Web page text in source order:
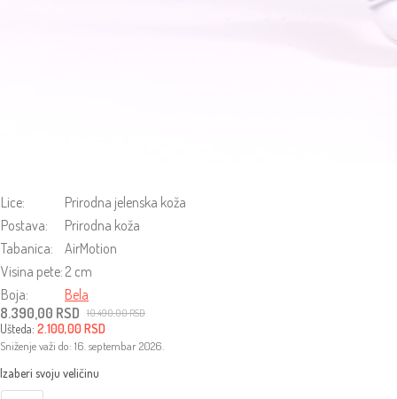
Lice:
Prirodna jelenska koža
Postava:
Prirodna koža
Tabanica:
AirMotion
Visina pete: 2 cm
Boja:
Bela
10.490,00RSD
Originalna
cena
je
bila:
10.490,00 RSD.
8.390,00 RSD
Trenutna
cena
je:
8.390,00 RSD.
Ušteda: 2.100,00RSD
Sniženje važi do: 16. septembar 2026.